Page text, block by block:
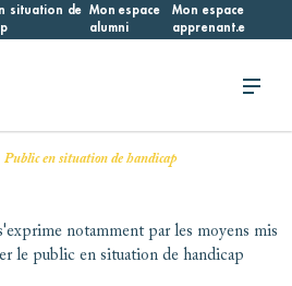
situation de
Mon espace
alumni
Mon espace
apprenant.e
Public en situation de handicap